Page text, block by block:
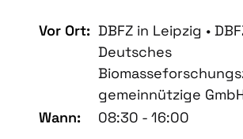
Vor Ort: DBFZ in Leipzig •
Deutsches
gemeinnützige
Wann:
08:30 - 16:00